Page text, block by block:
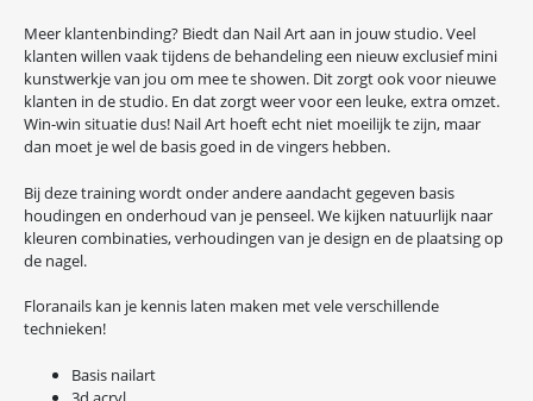
Meer klantenbinding? Biedt dan Nail Art aan in jouw studio. Veel
klanten willen vaak tijdens de behandeling een nieuw exclusief mini
kunstwerkje van jou om mee te showen. Dit zorgt ook voor nieuwe
klanten in de studio. En dat zorgt weer voor een leuke, extra omzet.
Win-win situatie dus! Nail Art hoeft echt niet moeilijk te zijn, maar
dan moet je wel de basis goed in de vingers hebben.
Bij deze training wordt onder andere aandacht gegeven basis
houdingen en onderhoud van je penseel. We kijken natuurlijk naar
kleuren combinaties, verhoudingen van je design en de plaatsing op
de nagel.
Floranails kan je kennis laten maken met vele verschillende
technieken!
Basis nailart